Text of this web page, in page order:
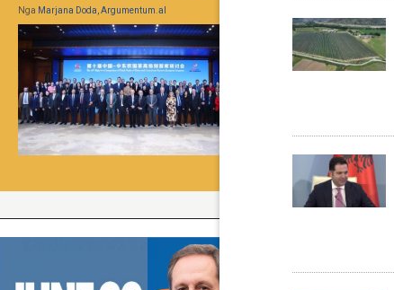
Nga Marjana Doda, Argumentum.al